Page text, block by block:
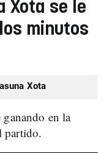
Xota se le
minutos
Xota
en la
partido.